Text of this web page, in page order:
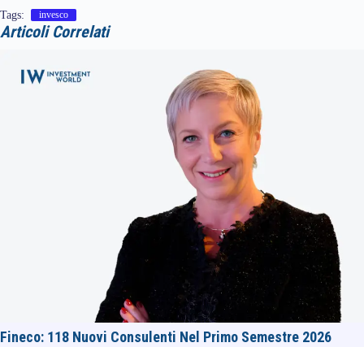
Tags: invesco
Articoli Correlati
Fineco: 118 Nuovi Consulenti Nel Primo Semestre 2026